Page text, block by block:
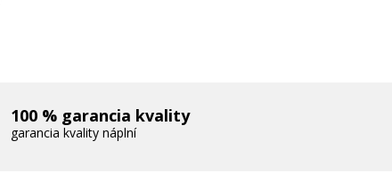
100 % garancia kvality
garancia kvality náplní